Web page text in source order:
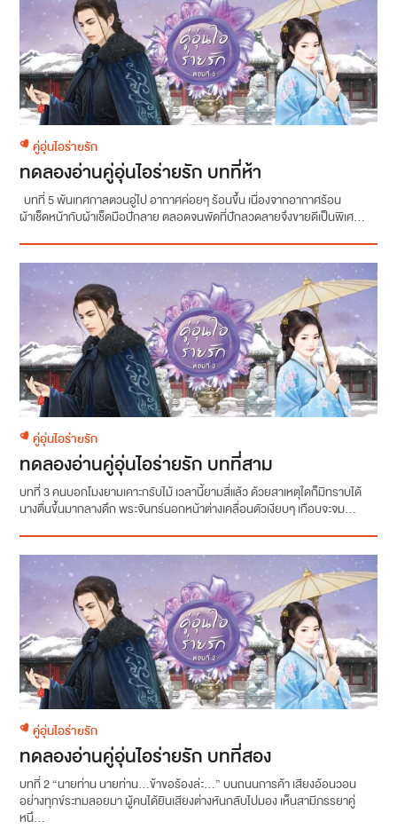
คู่อุ่นไอร่ายรัก
ทดลองอ่านคู่อุ่นไอร่ายรัก บทที่ห้า
บทที่ 5 พ้นเทศกาลตวนอู่ไป อากาศค่อยๆ ร้อนขึ้น เนื่องจากอากาศร้อน
ผ้าเช็ดหน้ากับผ้าเช็ดมือปักลาย ตลอดจนพัดที่ปักลวดลายจึงขายดีเป็นพิเศ...
คู่อุ่นไอร่ายรัก
ทดลองอ่านคู่อุ่นไอร่ายรัก บทที่สาม
บทที่ 3 คนบอกโมงยามเคาะกรับไม้ เวลานี้ยามสี่แล้ว ด้วยสาเหตุใดก็มิทราบได้
นางตื่นขึ้นมากลางดึก พระจันทร์นอกหน้าต่างเคลื่อนตัวเงียบๆ เกือบจะจม...
คู่อุ่นไอร่ายรัก
ทดลองอ่านคู่อุ่นไอร่ายรัก บทที่สอง
บทที่ 2 “นายท่าน นายท่าน...ข้าขอร้องล่ะ...” บนถนนการค้า เสียงอ้อนวอน
อย่างทุกข์ระทมลอยมา ผู้คนได้ยินเสียงต่างหันกลับไปมอง เห็นสามีภรรยาคู่
หนึ...